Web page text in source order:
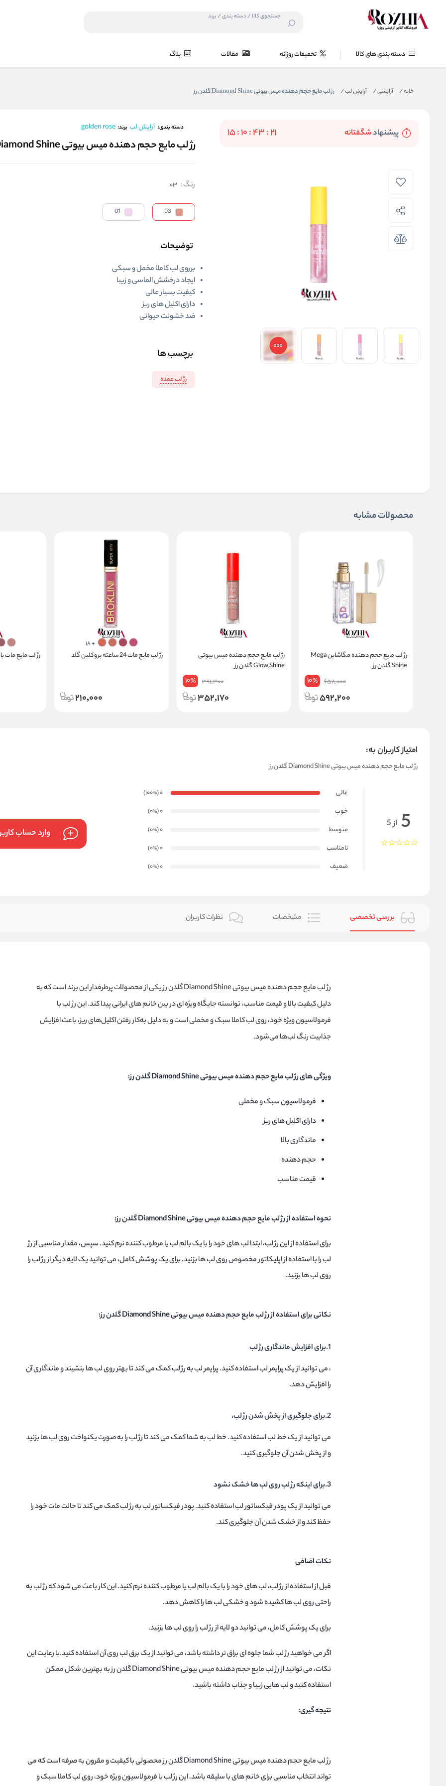
دسته بندی های کالا تخفیفات روزانه مقالات بلاگ
خانه/ آرایشی/ آرایش لب/ رژ لب مایع حجم دهنده میس بیوتی Diamond Shine گلدن رز
پيشنهادشگفتانه 15:10:43:20 دسته بندی: آرایش لب برند: golden rose
رژ لب مایع حجم دهنده میس بیوتی Diamond Shine گلدن رز
رنگ:
03
03
01
توضیحات
برروی لب کاملا مخمل و سبکی
ایجاد درخشش الماسی و زیبا
کیفیت بسیار عالی
دارای اکلیل های ریز
ضد خشونت حیوانی
برچسب ها
رژ لب عمده
محصولات مشابه
رژ لب مایع حجم دهنده مگاشاین Mega
Shine گلدن رز
658,000
10%
592,200
رژ لب مایع حجم دهنده میس بیوتی
Glow Shine گلدن رز
391,300
10%
352,170
+ 18
رژ لب مایع مات 24 ساعته بروکلین گلد
210,000
رژ لب مایع مات
امتیاز کاربران به:
رژ لب مایع حجم دهنده میس بیوتی Diamond Shine گلدن رز
5 از 5
عالی 0
(100
%
)
خوب
0
(0
%
)
متوسط
0
(0
%
)
نامناسب
0
(0
%
)
ضعیف
0
(0
%
)
وارد حساب
بررسی تخصصی مشخصات نظرات کاربران
رژ لب مایع حجم دهنده میس بیوتی Diamond Shine گلدن رز یکی از محصولات پرطرفدار این برند است که به
دلیل کیفیت بالا و قیمت مناسب، توانسته جایگاه ویژه ای در بین خانم های ایرانی پیدا کند. این رژ لب با
فرمولاسیون ویژه خود، روی لب کاملا سبک و مخملی است و به دلیل به‌کار رفتن اکلیل‌های ریز، باعث افزایش
جذابیت رنگ لب‌ها می‌شود.
ویژگی های رژ لب مایع حجم دهنده میس بیوتی Diamond Shine گلدن رز:
فرمولاسیون سبک و مخملی
دارای اکلیل های ریز
ماندگاری بالا
حجم دهنده
قیمت مناسب
نحوه استفاده از رژ لب مایع حجم دهنده میس بیوتی Diamond Shine گلدن رز:
برای استفاده از این رژ لب، ابتدا لب های خود را با یک بالم لب یا مرطوب کننده نرم کنید. سپس، مقدار مناسبی از رژ
لب را با استفاده از اپلیکاتور مخصوص روی لب ها بزنید. برای یک پوشش کامل، می توانید یک لایه دیگر از رژ لب را
روی لب ها بزنید.
نکاتی برای استفاده از رژ لب مایع حجم دهنده میس بیوتی Diamond Shine گلدن رز:
1.برای افزایش ماندگاری رژ لب
، می توانید از یک پرایمر لب استفاده کنید. پرایمر لب به رژ لب کمک می کند تا بهتر روی لب ها بنشیند و ماندگاری آن
را افزایش دهد.
2.برای جلوگیری از پخش شدن رژ لب،
می توانید از یک خط لب استفاده کنید. خط لب به شما کمک می کند تا رژ لب را به صورت یکنواخت روی لب ها بزنید
و از پخش شدن آن جلوگیری کنید.
3.برای اینکه رژ لب روی لب ها خشک نشود
می توانید از یک پودر فیکساتور لب استفاده کنید. پودر فیکساتور لب به رژ لب کمک می کند تا حالت مات خود را
حفظ کند و از خشک شدن آن جلوگیری کند.
نکات اضافی
قبل از استفاده از رژ لب، لب های خود را با یک بالم لب یا مرطوب کننده نرم کنید. این کار باعث می شود که رژ لب به
راحتی روی لب ها کشیده شود و خشکی لب ها را کاهش دهد.
برای یک پوشش کامل، می توانید دو لایه از رژ لب را روی لب ها بزنید.
اگر می خواهید رژ لب شما جلوه ای براق تر داشته باشد، می توانید از یک برق لب روی آن استفاده کنید.با رعایت این
نکات، می توانید از رژ لب مایع حجم دهنده میس بیوتی Diamond Shine گلدن رز به بهترین شکل ممکن
استفاده کنید و لب هایی زیبا و جذاب داشته باشید.
نتیجه گیری:
رژ لب مایع حجم دهنده میس بیوتی Diamond Shine گلدن رز محصولی با کیفیت و مقرون به صرفه است که می
تواند انتخاب مناسبی برای خانم های با سلیقه باشد. این رژ لب با فرمولاسیون ویژه خود، روی لب کاملا سبک و